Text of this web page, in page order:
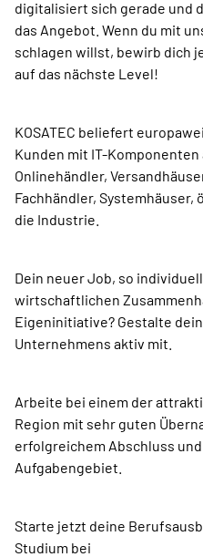
digitalisiert sich gerade und
das Angebot. Wenn du mit
schlagen willst, bewirb dich
auf das nächste Level!
KOSATEC beliefert
Kunden mit IT-
Onlinehändler,
Fachhändler,
die Industrie.
Dein neuer Job, so
wirtschaftlichen
Eigeninitiative? Gestalte
Unternehmens aktiv mit.
Arbeite bei einem der
Region mit sehr guten
erfolgreichem Abschluss
Aufgabengebiet.
Starte jetzt deine
Studium bei